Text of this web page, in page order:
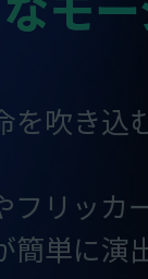
を吹き込
フリッカ
単に演